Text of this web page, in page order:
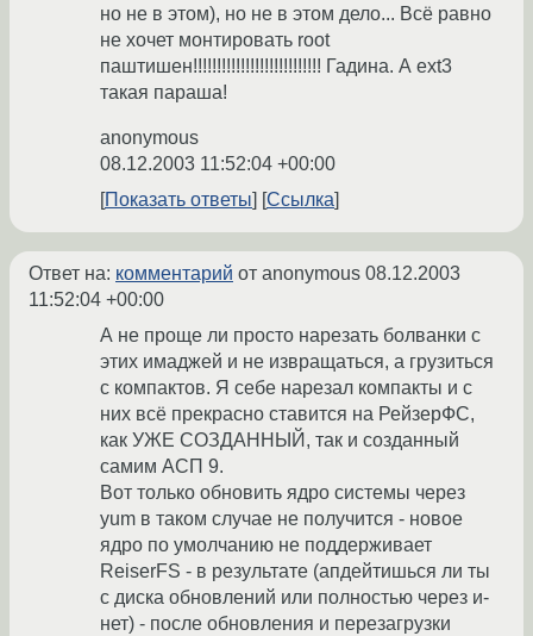
но не в этом), но не в этом дело... Всё равно
не хочет монтировать root
паштишен!!!!!!!!!!!!!!!!!!!!!!!!!!! Гадина. А ext3
такая параша!
anonymous
08.12.2003 11:52:04 +00:00
Показать ответы
Ссылка
Ответ на: комментарий от anonymous 08.12.2003
11:52:04 +00:00
А не проще ли просто нарезать болванки с
этих имаджей и не извращаться, а грузиться
с компактов. Я себе нарезал компакты и с
них всё прекрасно ставится на РейзерФС,
как УЖЕ СОЗДАННЫЙ, так и созданный
самим АСП 9.
Вот только обновить ядро системы через
yum в таком случае не получится - новое
ядро по умолчанию не поддерживает
ReiserFS - в результате (апдейтишься ли ты
с диска обновлений или полностью через и-
нет) - после обновления и перезагрузки